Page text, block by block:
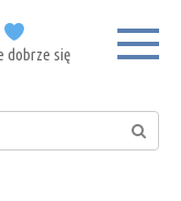
dobrze się